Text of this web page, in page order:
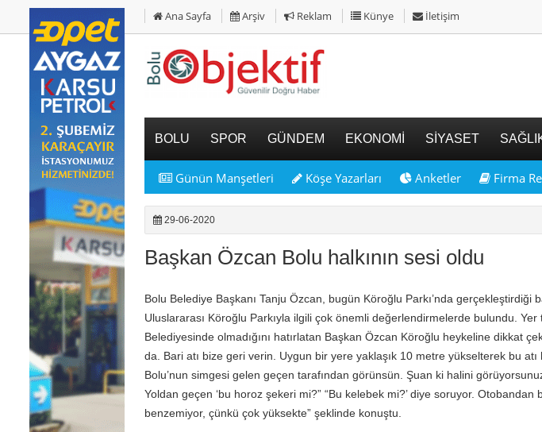
Ana Sayfa Arşiv Reklam Künye İletişim
BOLU SPOR GÜNDEM EKONOMİ SİYASET
Günün Manşetleri Köşe Yazarları Anketler Firma
29-06-2020
Başkan Özcan Bolu halkının sesi oldu
Bolu Belediye Başkanı Tanju Özcan, bugün Köroğlu Parkı’nda gerçekleştirdiği
Uluslararası Köroğlu Parkıyla ilgili çok önemli değerlendirmelerde bulundu. Yer
Belediyesinde olmadığını hatırlatan Başkan Özcan Köroğlu heykeline dikkat
da. Bari atı bize geri verin. Uygun bir yere yaklaşık 10 metre yükselterek bu atı
Bolu’nun simgesi gelen geçen tarafından görünsün. Şuan ki halini
Yoldan geçen ‘bu horoz şekeri mi?” “Bu kelebek mi?’ diye soruyor. Otobandan
benzemiyor, çünkü çok yüksekte” şeklinde konuştu.